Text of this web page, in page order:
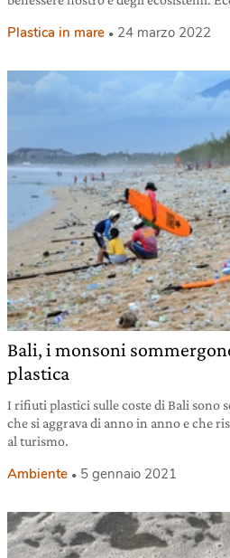
Plastica in mare 24 marzo 2022
Bali, i monsoni
plastica
I rifiuti plastici sulle coste di Bali sono
che si aggrava di anno in anno e che
al turismo.
Ambiente 5 gennaio 2021